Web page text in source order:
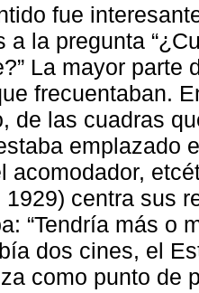
fue
a la pregunta
La mayor parte
frecuentaban.
de las cuadras
emplazado
acomodador,
1929) centra sus
“Tendría más o
dos cines, el
como punto de